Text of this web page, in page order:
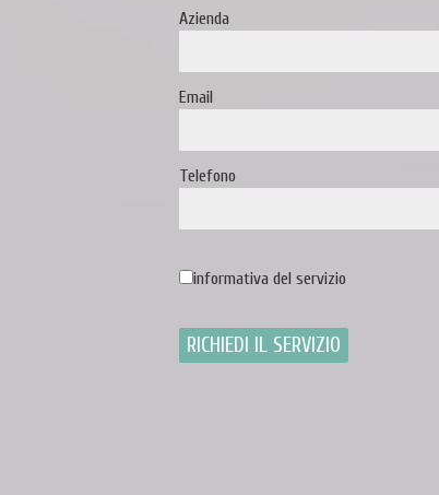
Azienda
Email
Telefono
informativa del servizio